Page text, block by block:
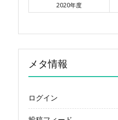
2020年度
メタ情報
ログイン